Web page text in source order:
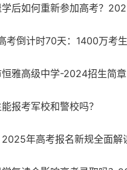
恒雅高级中学-2024招生简章
报考军校和警校吗？